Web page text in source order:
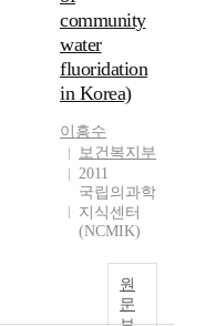
community
water
fluoridation
in Korea)
이흥수
보건복지부
2011
국립의과학
지식센터
(NCMIK)
원
문